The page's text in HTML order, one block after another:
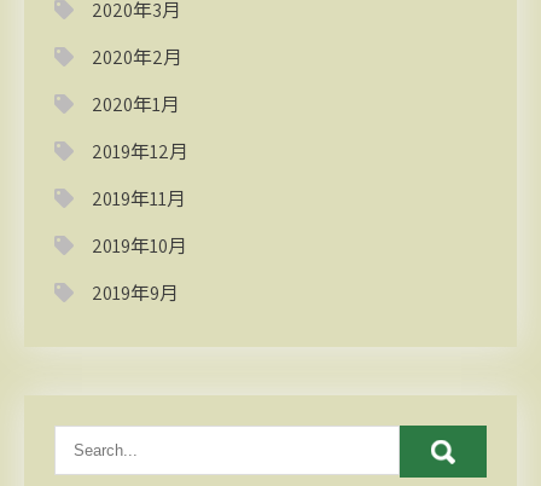
2020年3月
2020年2月
2020年1月
2019年12月
2019年11月
2019年10月
2019年9月